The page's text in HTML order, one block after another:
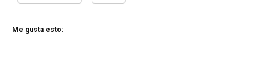
Me gusta esto: